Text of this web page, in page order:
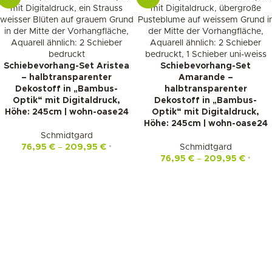
Schiebevorhang-Set Aristea
– halbtransparenter
Dekostoff in „Bambus-
Optik“ mit Digitaldruck,
Höhe: 245cm | wohn-oase24
Schmidtgard
76,95 € – 209,95 € *
Schiebevorhang-Set
Amarande –
halbtransparenter
Dekostoff in „Bambus-
Optik“ mit Digitaldruck,
Höhe: 245cm | wohn-oase24
Schmidtgard
76,95 € – 209,95 € *